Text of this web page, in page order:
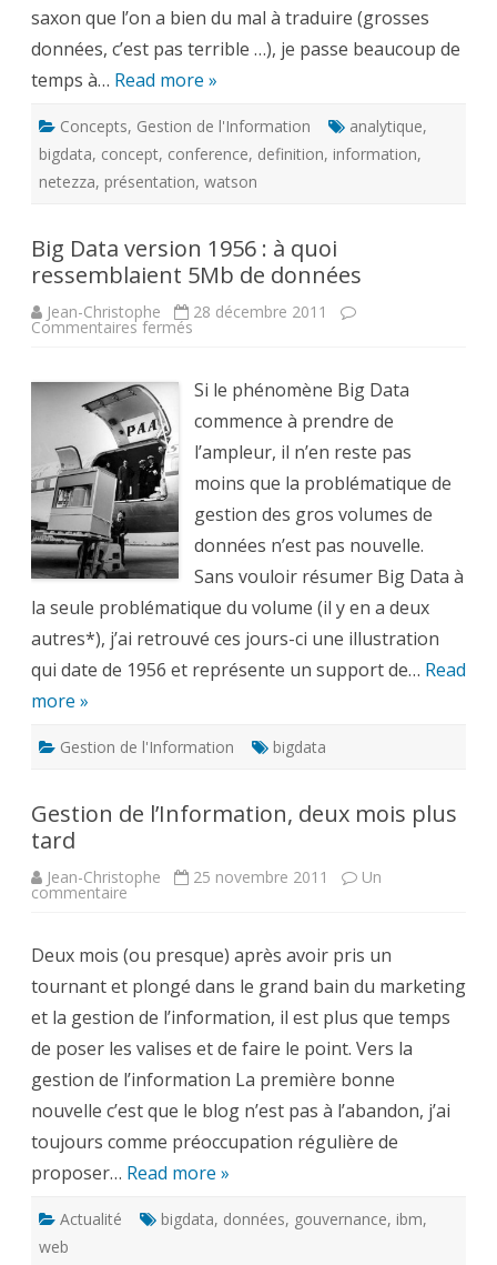
saxon que l’on a bien du mal à traduire (grosses
données, c’est pas terrible …), je passe beaucoup de
temps à… Read more »
Concepts, Gestion de l'Information analytique,
bigdata, concept, conference, definition, information,
netezza, présentation, watson
Big Data version 1956 : à quoi
ressemblaient 5Mb de données
Jean-Christophe 28 décembre 2011
Commentaires fermés
1956
:
à
quoi
ressemblaient
5Mb
de
données
Si le phénomène Big Data
commence à prendre de
l’ampleur, il n’en reste pas
moins que la problématique de
gestion des gros volumes de
données n’est pas nouvelle.
Sans vouloir résumer Big Data à
la seule problématique du volume (il y en a deux
autres*), j’ai retrouvé ces jours-ci une illustration
qui date de 1956 et représente un support de… Read
more »
Gestion de l'Information bigdata
Gestion de l’Information, deux mois plus
tard
Jean-Christophe 25 novembre 2011 Un
commentaire sur
deux
mois
plus
tard
Deux mois (ou presque) après avoir pris un
tournant et plongé dans le grand bain du marketing
et la gestion de l’information, il est plus que temps
de poser les valises et de faire le point. Vers la
gestion de l’information La première bonne
nouvelle c’est que le blog n’est pas à l’abandon, j’ai
toujours comme préoccupation régulière de
proposer… Read more »
Actualité bigdata, données, gouvernance, ibm,
web